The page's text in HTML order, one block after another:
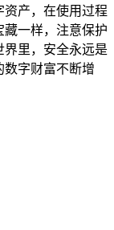
产，在使用过程
藏一样，注意保护
里，安全永远是
数字财富不断增